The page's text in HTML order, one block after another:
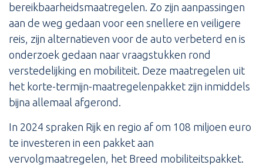
bereikbaarheidsmaatregelen. Zo zijn aanpassingen
aan de weg gedaan voor een snellere en veiligere
reis, zijn alternatieven voor de auto verbeterd en is
onderzoek gedaan naar vraagstukken rond
verstedelijking en mobiliteit. Deze maatregelen uit
het korte-termijn-maatregelenpakket zijn inmiddels
bijna allemaal afgerond.
In 2024 spraken Rijk en regio af om 108 miljoen euro
te investeren in een pakket aan
vervolgmaatregelen, het Breed mobiliteitspakket.